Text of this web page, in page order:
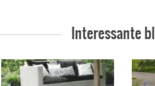
Interessante